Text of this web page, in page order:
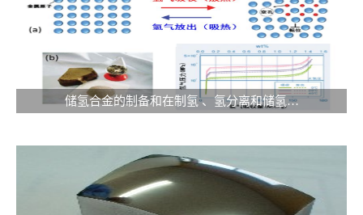
储氢合金的制备和在制氢 、氢分离和储氢…